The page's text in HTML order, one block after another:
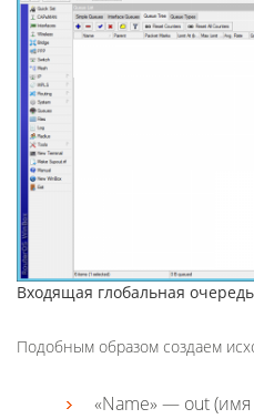
Входящая глобальная
Подобным образом создаем
«Name» — out